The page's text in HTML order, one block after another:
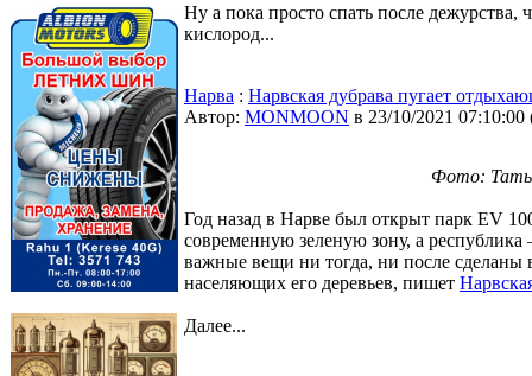
Ну а пока просто спать после дежурства,
кислород...
Нарва : Нарвская дубрава пугает
Автор: MONMOON в 23/10/2021 07:10:00
Фото:
Год назад в Нарве был открыт парк EV
современную зеленую зону, а
важные вещи ни тогда, ни после сделаны
населяющих его деревьев, пишет
Далее...